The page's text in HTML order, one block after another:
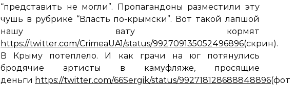
“представить не могли”. Пропагандоны разместили эту
чушь в рубрике “Власть по-крымски”. Вот такой лапшой
нашу вату кормят
https://twitter.com/CrimeaUA1/status/992709135052496896(скрин).
В Крыму потеплело. И как грачи на юг потянулись
бродячие артисты в камуфляже, просящие
деньги https://twitter.com/66Sergik/status/992718128688848896(фото).